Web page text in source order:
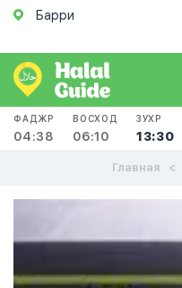
Барри
ФАДЖР
04:38
ВОСХОД
06:10
ЗУХР
13:30
Главная